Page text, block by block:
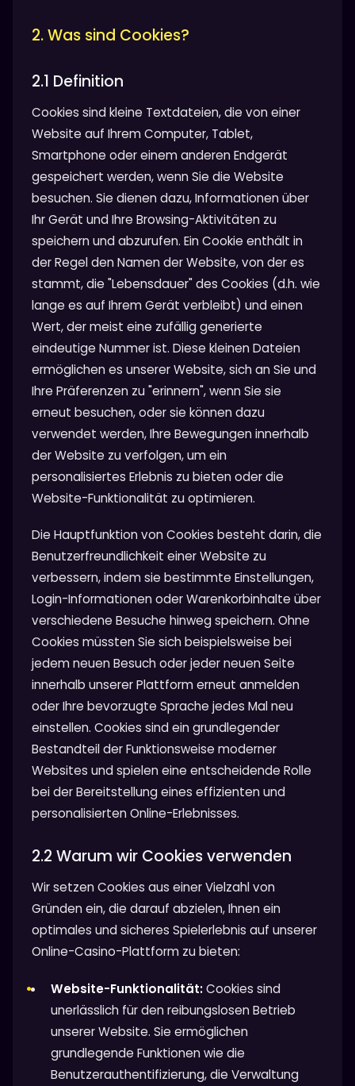
2. Was sind Cookies?
2.1 Definition
Cookies sind kleine Textdateien, die von einer
Website auf Ihrem Computer, Tablet,
Smartphone oder einem anderen Endgerät
gespeichert werden, wenn Sie die Website
besuchen. Sie dienen dazu, Informationen über
Ihr Gerät und Ihre Browsing-Aktivitäten zu
speichern und abzurufen. Ein Cookie enthält in
der Regel den Namen der Website, von der es
stammt, die "Lebensdauer" des Cookies (d.h. wie
lange es auf Ihrem Gerät verbleibt) und einen
Wert, der meist eine zufällig generierte
eindeutige Nummer ist. Diese kleinen Dateien
ermöglichen es unserer Website, sich an Sie und
Ihre Präferenzen zu "erinnern", wenn Sie sie
erneut besuchen, oder sie können dazu
verwendet werden, Ihre Bewegungen innerhalb
der Website zu verfolgen, um ein
personalisiertes Erlebnis zu bieten oder die
Website-Funktionalität zu optimieren.
Die Hauptfunktion von Cookies besteht darin, die
Benutzerfreundlichkeit einer Website zu
verbessern, indem sie bestimmte Einstellungen,
Login-Informationen oder Warenkorbinhalte über
verschiedene Besuche hinweg speichern. Ohne
Cookies müssten Sie sich beispielsweise bei
jedem neuen Besuch oder jeder neuen Seite
innerhalb unserer Plattform erneut anmelden
oder Ihre bevorzugte Sprache jedes Mal neu
einstellen. Cookies sind ein grundlegender
Bestandteil der Funktionsweise moderner
Websites und spielen eine entscheidende Rolle
bei der Bereitstellung eines effizienten und
personalisierten Online-Erlebnisses.
2.2 Warum wir Cookies verwenden
Wir setzen Cookies aus einer Vielzahl von
Gründen ein, die darauf abzielen, Ihnen ein
optimales und sicheres Spielerlebnis auf unserer
Online-Casino-Plattform zu bieten:
Website-Funktionalität:Cookies sind
unerlässlich für den reibungslosen Betrieb
unserer Website. Sie ermöglichen
grundlegende Funktionen wie die
Benutzerauthentifizierung, die Verwaltung